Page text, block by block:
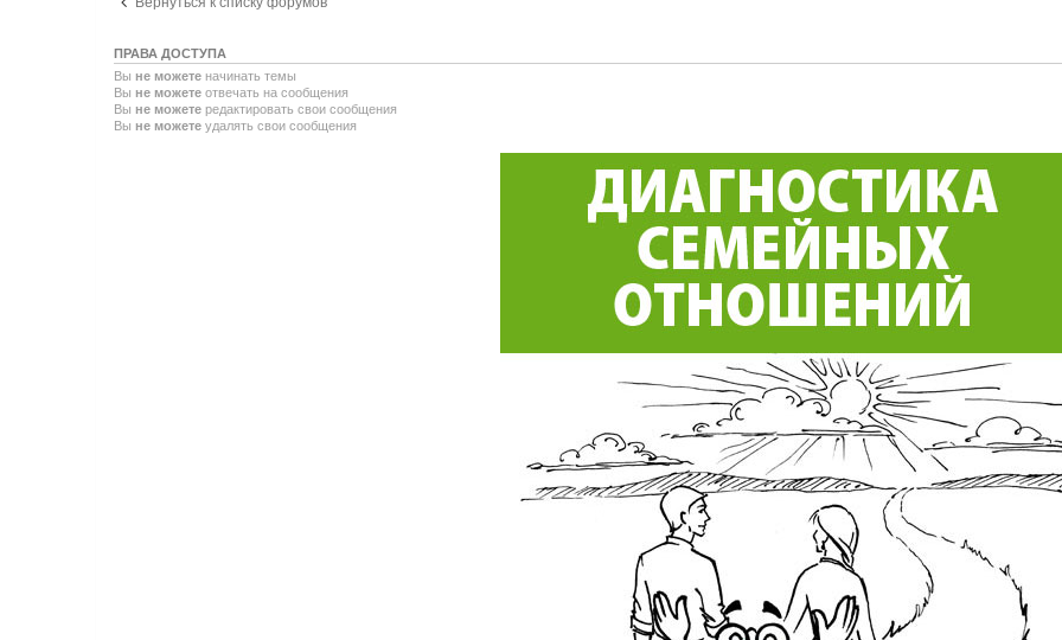
ПРАВА ДОСТУПА
Вы не можете начинать темы
Вы не можете отвечать на сообщения
Вы не можете редактировать свои сообщения
Вы не можете удалять свои сообщения